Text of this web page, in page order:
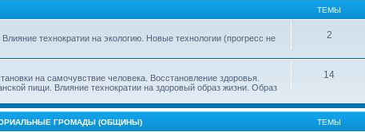
ТЕМЫ
технократии на экологию. Новые технологии (прогресс не
2
на самочувствие человека. Восстановление здоровья.
пищи. Влияние технократии на здоровый образ жизни. Образ
14
ГРОМАДЫ (ОБЩИНЫ) ТЕМЫ